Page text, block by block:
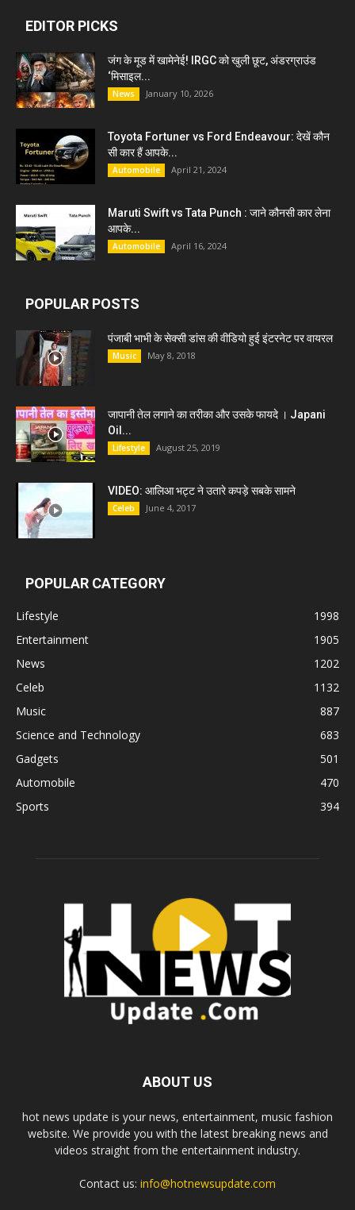
EDITOR PICKS
जंग के मूड में खामेनेई! IRGC को खुली छूट, अंडरग्राउंड
‘मिसाइल...
News January 10, 2026
Toyota Fortuner vs Ford Endeavour: देखें कौन
सी कार हैं आपके...
Automobile April 21, 2024
Maruti Swift vs Tata Punch : जाने कौनसी कार लेना
आपके...
Automobile April 16, 2024
POPULAR POSTS
पंजाबी भाभी के सेक्सी डांस की वीडियो हुई इंटरनेट पर वायरल
Music May 8, 2018
जापानी तेल लगाने का तरीका और उसके फायदे । Japani
Oil...
Lifestyle August 25, 2019
VIDEO: आलिआ भट्ट ने उतारे कपड़े सबके सामने
Celeb June 4, 2017
POPULAR CATEGORY
Lifestyle
1998
Entertainment
1905
News
1202
Celeb
1132
Music
887
Science and Technology
683
Gadgets
501
Automobile
470
Sports
394
ABOUT US
hot news update is your news, entertainment, music fashion
website. We provide you with the latest breaking news and
videos straight from the entertainment industry.
Contact us: info@hotnewsupdate.com